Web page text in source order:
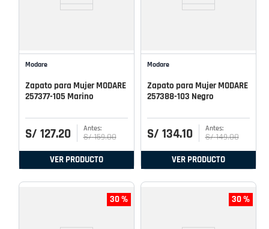
Modare
Zapato para Mujer MODARE
257377-105 Marino
S/ 127.20 S/ 159.00
VER PRODUCTO
Modare
Zapato para Mujer MODARE
257388-103 Negro
S/ 134.10 S/ 149.00
VER PRODUCTO
30 % 30 %